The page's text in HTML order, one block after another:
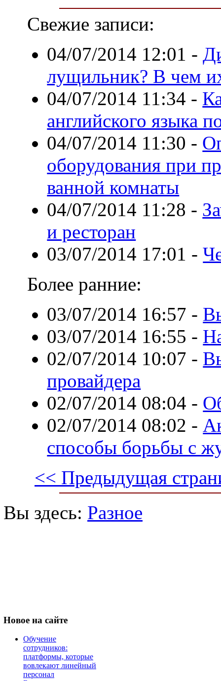
Свежие записи:
04/07/2014 12:01 -
лущильник? В чем
04/07/2014 11:34 -
английского языка
04/07/2014 11:30 -
оборудования при
ванной комнаты
04/07/2014 11:28 -
и ресторан
03/07/2014 17:01 -
Более ранние:
03/07/2014 16:57 -
03/07/2014 16:55 -
02/07/2014 10:07 -
провайдера
02/07/2014 08:04 -
02/07/2014 08:02 -
способы борьбы с
<< Предыдущая
Вы здесь: Разное
Новое на сайте
Обучение
сотрудников:
платформы, которые
вовлекают линейный
персонал